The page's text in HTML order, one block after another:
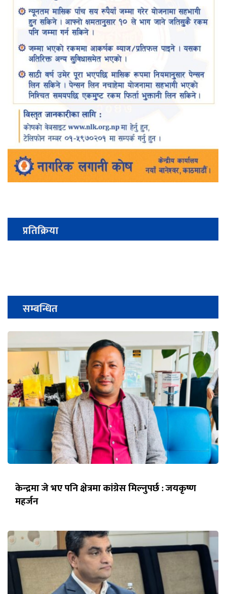
प्रतिक्रिया
सम्बन्धित
केन्द्रमा जे भए पनि क्षेत्रमा कांग्रेस मिल्नुपर्छ : जयकृष्ण
महर्जन